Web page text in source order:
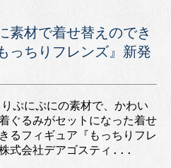
素材で着せ替えのでき
っちりフレンズ』新発
ぷにぷにの素材で、かわい
ぐるみがセットになった着せ
るフィギュア『もっちりフレ
式会社デアゴスティ...